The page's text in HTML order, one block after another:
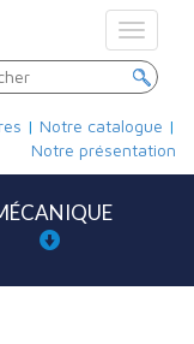
Toggle
| Notre catalogue |
Notre présentation